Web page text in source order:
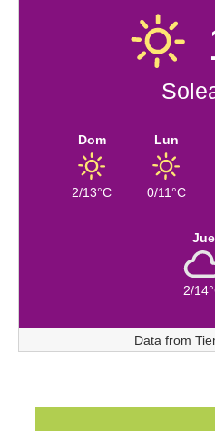
Dom
2/13°C
Lun
0/11°C
Jue
2/
Data from